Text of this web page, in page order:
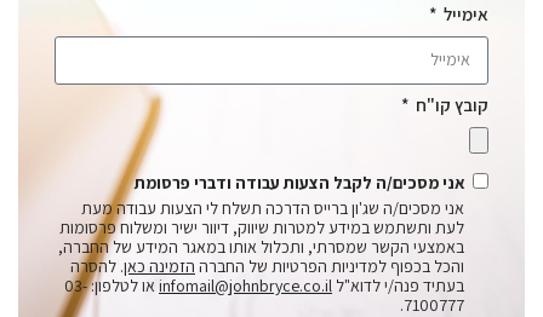
אימייל
קובץ קו"ח
אני מסכים/ה לקבל הצעות עבודה ודברי פרסומת
אני מסכים/ה שג'ון ברייס הדרכה תשלח לי הצעות עבודה מעת
לעת ותשתמש במידע למטרות שיווק, דיוור ישיר ומשלוח פרסומות
באמצעי הקשר שמסרתי, ותכלול אותו במאגר המידע של החברה,
והכל בכפוף למדיניות הפרטיות של החברה הזמינה כאן. להסרה
בעתיד פנה/י לדוא"ל infomail@johnbryce.co.il
או לטלפון: 03-
7100777.